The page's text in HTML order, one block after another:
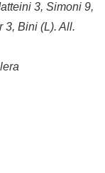
3, Simoni 9,
3, Bini (L). All.